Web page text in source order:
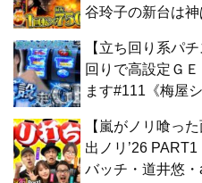
谷玲子の新台は神
【立ち回り系パ
回りで高設定Ｇ
ます#111《梅屋シ
【嵐がノリ喰っ
出ノリ’26
バッチ・道井悠・